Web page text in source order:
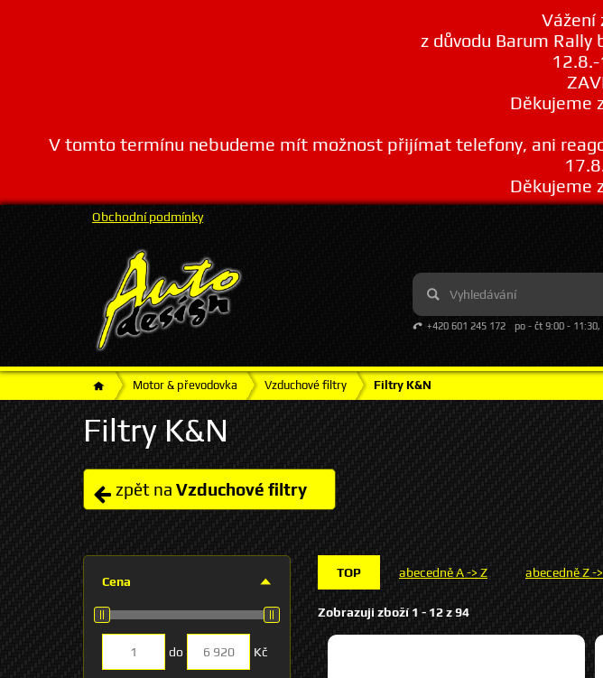
Vážení
z důvodu Barum Rally
Děkujeme
V tomto termínu nebudeme mít možnost přijímat telefony, ani
Děkujeme
+420 601 245 172 po - čt 9:00 -
Obchodní podmínky
Motor & převodovka Vzduchové filtry Filtry K&N
Filtry K&N
zpět na Vzduchové filtry
Cena
do Kč
TOP abecedně A -> Z abecedně Z -
Zobrazuji zboží 1 - 12z94